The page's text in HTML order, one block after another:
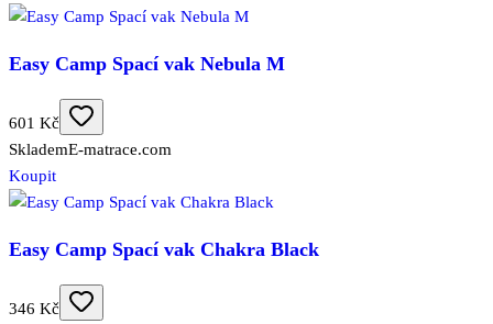
Easy Camp Spací vak Nebula M
601 Kč
SklademE-matrace.com
Koupit
Easy Camp Spací vak Chakra Black
346 Kč